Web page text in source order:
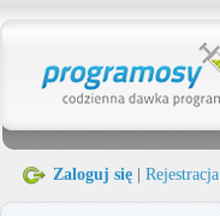
Zaloguj się Rejestracja